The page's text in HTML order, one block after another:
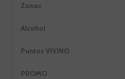
Zonas
Alcohol
Puntos VIVINO
PROMO